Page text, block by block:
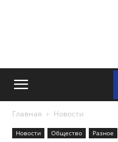
Главная Новости
Новости Общество Разное